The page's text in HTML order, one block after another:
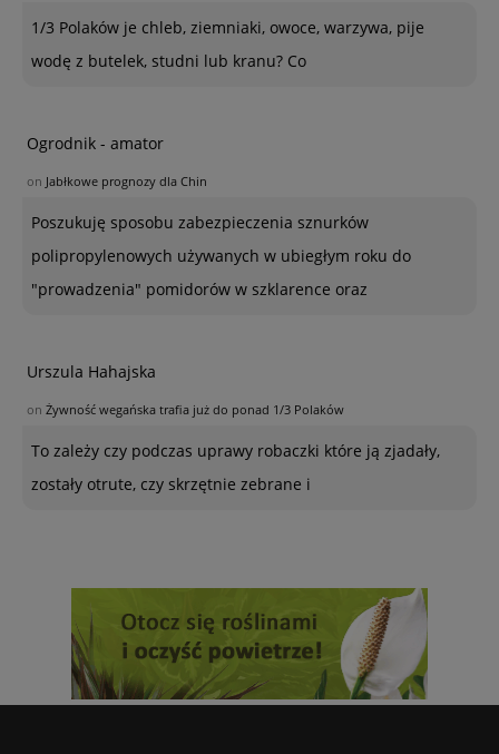
1/3 Polaków je chleb, ziemniaki, owoce, warzywa, pije
wodę z butelek, studni lub kranu? Co
Ogrodnik - amator
on Jabłkowe prognozy dla Chin
Poszukuję sposobu zabezpieczenia sznurków
polipropylenowych używanych w ubiegłym roku do
"prowadzenia" pomidorów w szklarence oraz
Urszula Hahajska
on Żywność wegańska trafia już do ponad 1/3 Polaków
To zależy czy podczas uprawy robaczki które ją zjadały,
zostały otrute, czy skrzętnie zebrane i